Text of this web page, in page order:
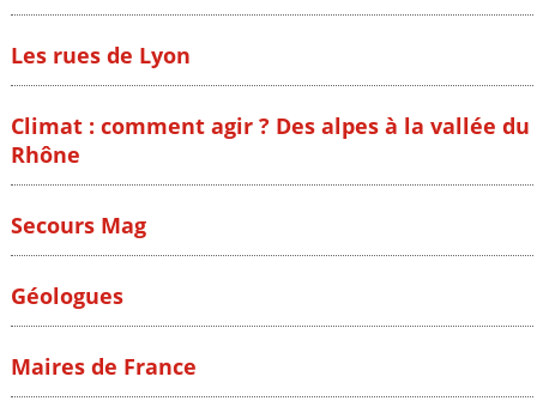
Les rues de Lyon
Climat : comment agir ? Des alpes à la vallée du
Rhône
Secours Mag
Géologues
Maires de France